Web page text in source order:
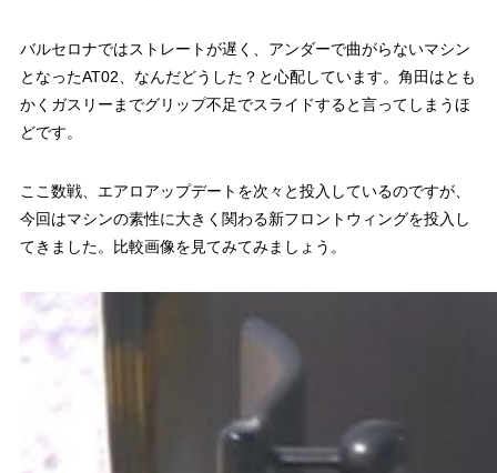
バルセロナではストレートが遅く、アンダーで曲がらないマシン
となったAT02、なんだどうした？と心配しています。角田はとも
かくガスリーまでグリップ不足でスライドすると言ってしまうほ
どです。
ここ数戦、エアロアップデートを次々と投入しているのですが、
今回はマシンの素性に大きく関わる新フロントウィングを投入し
てきました。比較画像を見てみてみましょう。